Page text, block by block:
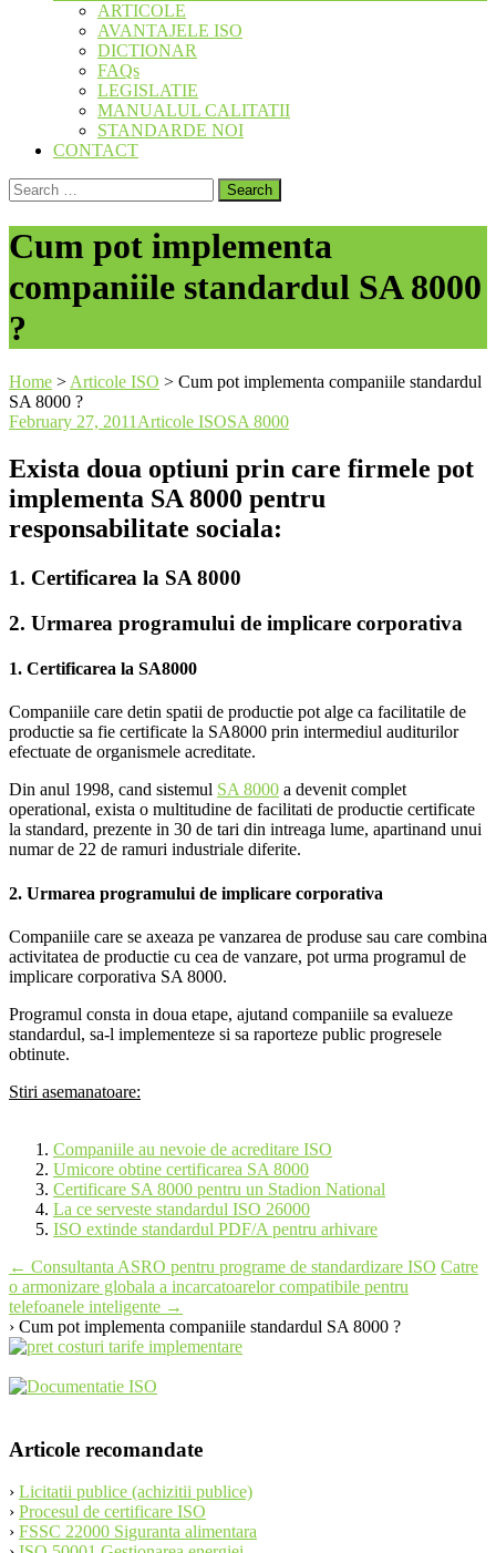
ARTICOLE
AVANTAJELE ISO
DICTIONAR
FAQs
LEGISLATIE
MANUALUL CALITATII
STANDARDE NOI
CONTACT
Search
for:
Cum pot implementa
companiile standardul SA 8000
?
Home > Articole ISO > Cum pot implementa companiile standardul
SA 8000 ?
February 27, 2011 Articole ISOSA 8000
Exista doua optiuni prin care firmele pot
implementa SA 8000 pentru
responsabilitate sociala:
1. Certificarea la SA 8000
2. Urmarea programului de implicare corporativa
1. Certificarea la SA8000
Companiile care detin spatii de productie pot alge ca facilitatile de
productie sa fie certificate la SA8000 prin intermediul auditurilor
efectuate de organismele acreditate.
Din anul 1998, cand sistemul SA 8000 a devenit complet
operational, exista o multitudine de facilitati de productie certificate
la standard, prezente in 30 de tari din intreaga lume, apartinand unui
numar de 22 de ramuri industriale diferite.
2. Urmarea programului de implicare corporativa
Companiile care se axeaza pe vanzarea de produse sau care combina
activitatea de productie cu cea de vanzare, pot urma programul de
implicare corporativa SA 8000.
Programul consta in doua etape, ajutand companiile sa evalueze
standardul, sa-l implementeze si sa raporteze public progresele
obtinute.
Stiri asemanatoare:
Companiile au nevoie de acreditare ISO
Umicore obtine certificarea SA 8000
Certificare SA 8000 pentru un Stadion National
La ce serveste standardul ISO 26000
ISO extinde standardul PDF/A pentru arhivare
Post
navigation
← Consultanta ASRO pentru programe de standardizare ISO Catre
o armonizare globala a incarcatoarelor compatibile pentru
telefoanele inteligente →
› Cum pot implementa companiile standardul SA 8000 ?
Articole recomandate
› Licitatii publice (achizitii publice)
› Procesul de certificare ISO
› FSSC 22000 Siguranta alimentara